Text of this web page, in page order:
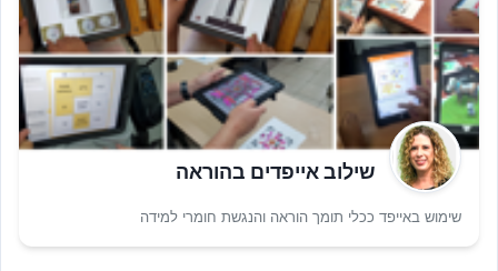
שילוב אייפדים בהוראה
שימוש באייפד ככלי תומך הוראה והנגשת חומרי למידה